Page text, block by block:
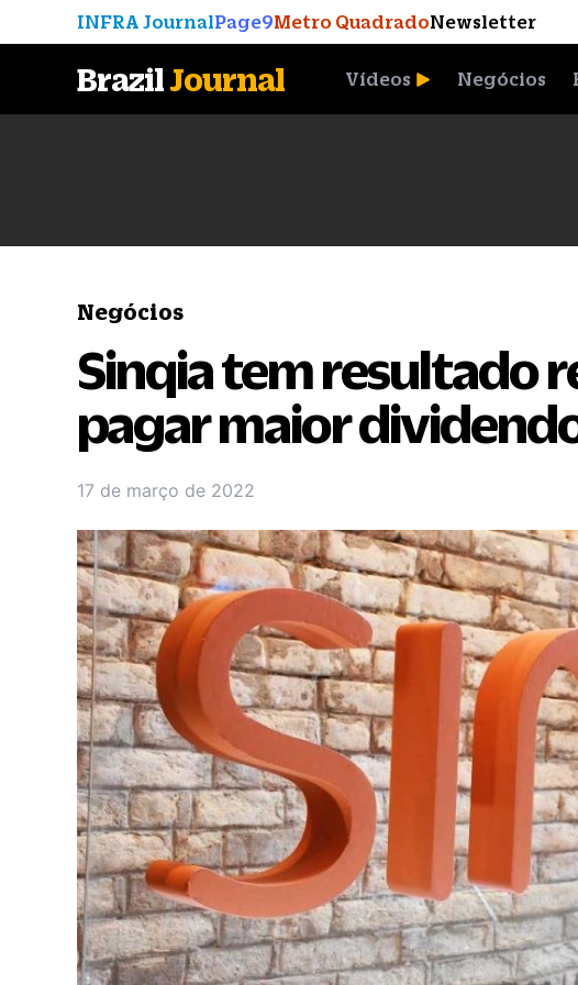
INFRA JournalPage9Metro QuadradoNewsletter
BrazilJournal Vídeos Negócios
Negócios
Sinqia tem resultado
pagar maior
17 de março de 2022